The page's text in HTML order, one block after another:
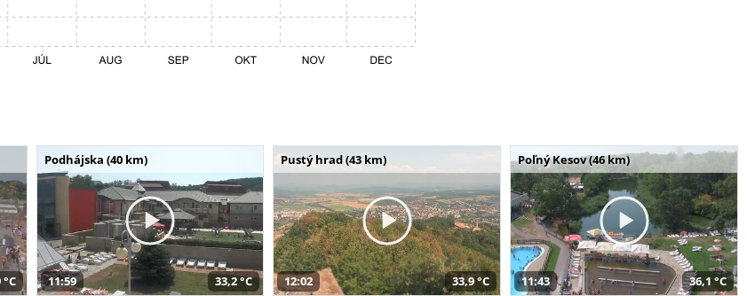
Podhájska (40 km)
11:59 33,2 °C
Pustý hrad (43 km)
12:02 33,9 °C
Poľný Kesov (46 km)
11:43 36,1 °C